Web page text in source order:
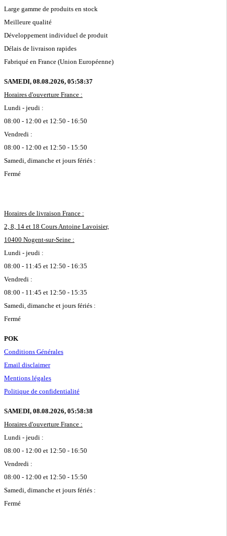
Large gamme de produits en stock
Meilleure qualité
Développement individuel de produit
Délais de livraison rapides
Fabriqué en France (Union Européenne)
SAMEDI, 08.08.2026, 05:58:38
Horaires d'ouverture France :
Lundi - jeudi :
08:00 - 12:00 et 12:50 - 16:50
Vendredi :
08:00 - 12:00 et 12:50 - 15:50
Samedi, dimanche et jours fériés :
Fermé
Horaires de livraison France :
2, 8, 14 et 18 Cours Antoine Lavoisier,
10400 Nogent-sur-Seine :
Lundi - jeudi :
08:00 - 11:45 et 12:50 - 16:35
Vendredi :
08:00 - 11:45 et 12:50 - 15:35
Samedi, dimanche et jours fériés :
Fermé
POK
Conditions Générales
Email disclaimer
Mentions légales
Politique de confidentialité
SAMEDI, 08.08.2026, 05:58:39
Horaires d'ouverture France :
Lundi - jeudi :
08:00 - 12:00 et 12:50 - 16:50
Vendredi :
08:00 - 12:00 et 12:50 - 15:50
Samedi, dimanche et jours fériés :
Fermé